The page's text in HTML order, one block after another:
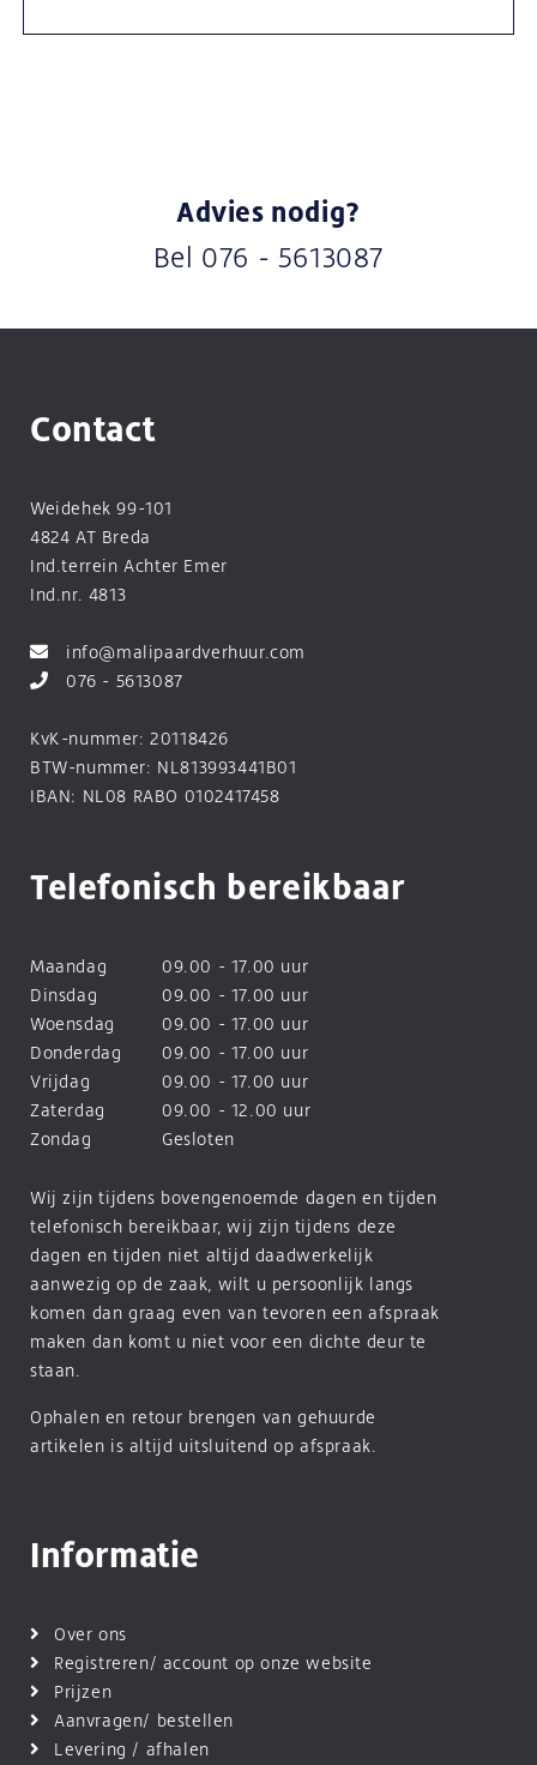
Advies nodig?
Bel 076 - 5613087
Contact
Weidehek 99-101
4824 AT Breda
Ind.terrein Achter Emer
Ind.nr. 4813
info@malipaardverhuur.com
076 - 5613087
KvK-nummer: 20118426
BTW-nummer: NL813993441B01
IBAN: NL08 RABO 0102417458
Telefonisch bereikbaar
Maandag
09.00 - 17.00 uur
Dinsdag
09.00 - 17.00 uur
Woensdag
09.00 - 17.00 uur
Donderdag
09.00 - 17.00 uur
Vrijdag
09.00 - 17.00 uur
Zaterdag
09.00 - 12.00 uur
Zondag
Gesloten
Wij zijn tijdens bovengenoemde dagen en tijden
telefonisch bereikbaar, wij zijn tijdens deze
dagen en tijden niet altijd daadwerkelijk
aanwezig op de zaak, wilt u persoonlijk langs
komen dan graag even van tevoren een afspraak
maken dan komt u niet voor een dichte deur te
staan.
Ophalen en retour brengen van gehuurde
artikelen is altijd uitsluitend op afspraak.
Informatie
Over ons
Registreren/ account op onze website
Prijzen
Aanvragen/ bestellen
Levering / afhalen